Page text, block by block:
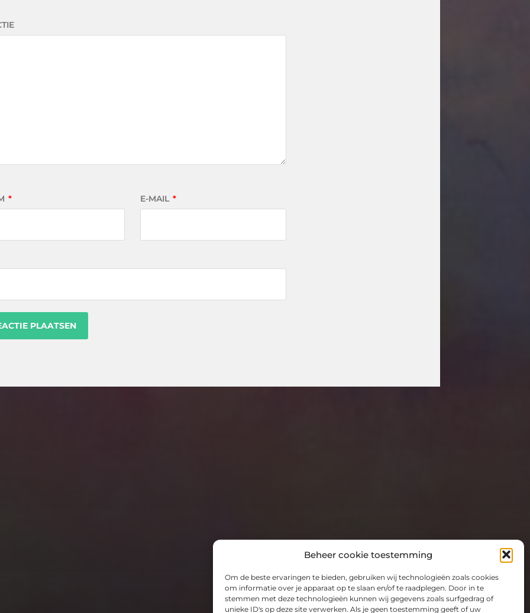
Beheer cookie toestemming
Om de beste ervaringen te bieden, gebruiken wij technologieën zoals cookies
om informatie over je apparaat op te slaan en/of te raadplegen. Door in te
stemmen met deze technologieën kunnen wij gegevens zoals surfgedrag of
unieke ID's op deze site verwerken. Als je geen toestemming geeft of uw
* E-MAIL *